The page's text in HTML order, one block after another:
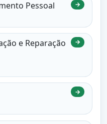
Pessoal →
e Reparação
→
→